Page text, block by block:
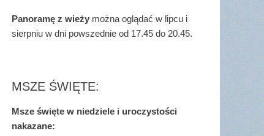
Panoramę z wieży można oglądać w lipcu i
sierpniu w dni powszednie od 17.45 do 20.45.
MSZE ŚWIĘTE:
Msze święte w niedziele i uroczystości
nakazane: